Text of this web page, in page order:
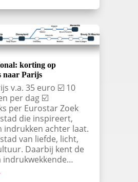
korting op
naar Parijs
v.a. 35 euro ☑️ 10
per dag ☑️
per Eurostar Zoek
die inspireert,
indrukken achter laat.
van liefde, licht,
Daarbij kent de
indrukwekkende…